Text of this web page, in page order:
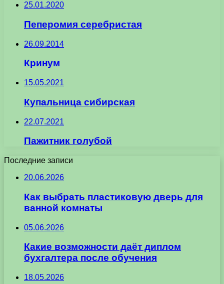
25.01.2020
Пеперомия серебристая
26.09.2014
Кринум
15.05.2021
Купальница сибирская
22.07.2021
Пажитник голубой
Последние записи
20.06.2026
Как выбрать пластиковую дверь для
ванной комнаты
05.06.2026
Какие возможности даёт диплом
бухгалтера после обучения
18.05.2026